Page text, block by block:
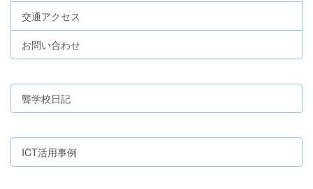
交通アクセス
お問い合わせ
聾学校日記
ICT活用事例